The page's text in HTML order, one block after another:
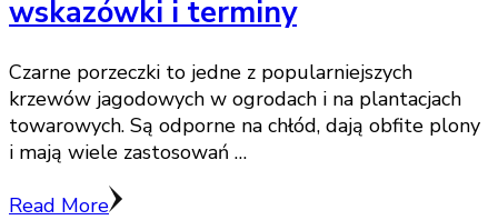
wskazówki i terminy
Czarne porzeczki to jedne z popularniejszych
krzewów jagodowych w ogrodach i na plantacjach
towarowych. Są odporne na chłód, dają obfite plony
i mają wiele zastosowań …
Read More